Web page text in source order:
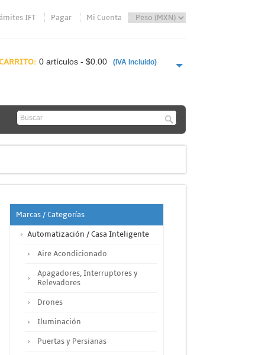
IFT Pagar Mi Cuenta
0 artículos - $0.00 (IVA Incluido)
Marcas / Categorías
Automatización / Casa Inteligente
Aire Acondicionado
Apagadores, Interruptores y
Relevadores
Drones
Iluminación
Puertas y Persianas